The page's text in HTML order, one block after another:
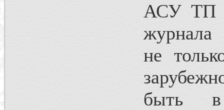
АСУ ТП
журнала
не
быть в